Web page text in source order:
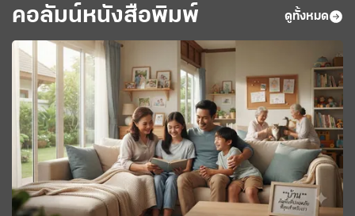
คอลัมน์หนังสือพิมพ์ ดูทั้งหมด